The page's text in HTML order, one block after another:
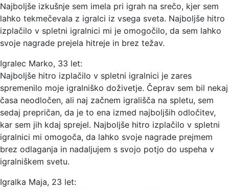
Najboljše izkušnje sem imela pri igrah na srečo, kjer sem
lahko tekmečevala z igralci iz vsega sveta. Najboljše hitro
izplačilo v spletni igralnici mi je omogočilo, da sem lahko
svoje nagrade prejela hitreje in brez težav.
Igralec Marko, 33 let:
Najboljše hitro izplačilo v spletni igralnici je zares
spremenilo moje igralniško doživetje. Čeprav sem bil nekaj
časa neodločen, ali naj začnem igrališča na spletu, sem
sedaj prepričan, da je to ena izmed najboljših odločitev,
kar sem jih kdaj sprejel. Najboljše hitro izplačilo v spletni
igralnici mi omogoča, da lahko svoje nagrade prejmem
brez odlaganja in nadaljujem s svojo potjo do uspeha v
igralniškem svetu.
Igralka Maja, 23 let: